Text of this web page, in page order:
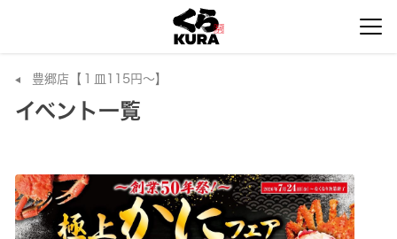
豊郷店【１皿115円～】
イベント一覧